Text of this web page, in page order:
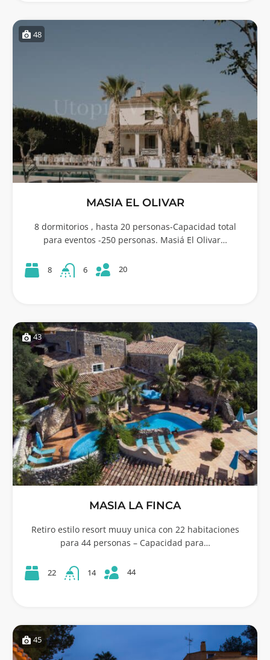
48
MASIA EL OLIVAR
8 dormitorios , hasta 20 personas-Capacidad total
para eventos -250 personas. Masiá El Olivar…
8 6 20
43
MASIA LA FINCA
Retiro estilo resort muuy unica con 22 habitaciones
para 44 personas – Capacidad para…
22 14 44
45